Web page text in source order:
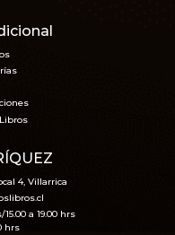
4, Villarrica
a 19.00 hrs
hrs